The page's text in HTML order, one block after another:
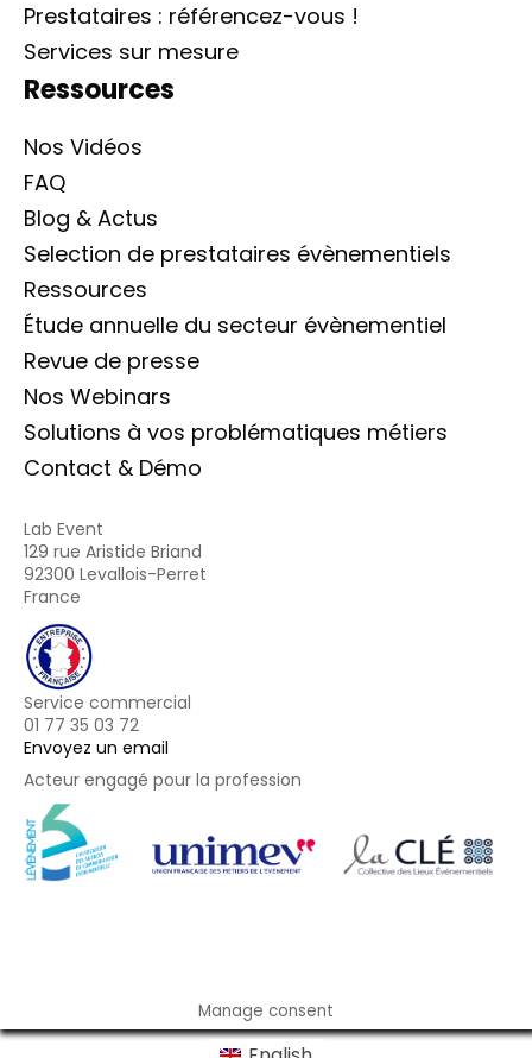
Prestataires : référencez-vous !
Services sur mesure
Ressources
Nos Vidéos
FAQ
Blog & Actus
Selection de prestataires évènementiels
Ressources
Étude annuelle du secteur évènementiel
Revue de presse
Nos Webinars
Solutions à vos problématiques métiers
Contact & Démo
Lab Event
129 rue Aristide Briand
92300 Levallois-Perret
France
Service commercial
01 77 35 03 72
Envoyez un email
Acteur engagé pour la profession
Manage consent